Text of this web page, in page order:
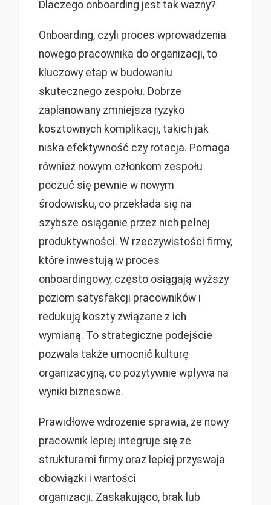
Dlaczego onboarding jest tak ważny?
Onboarding, czyli proces wprowadzenia
nowego pracownika do organizacji, to
kluczowy etap w budowaniu
skutecznego zespołu. Dobrze
zaplanowany zmniejsza ryzyko
kosztownych komplikacji, takich jak
niska efektywność czy rotacja. Pomaga
również nowym członkom zespołu
poczuć się pewnie w nowym
środowisku, co przekłada się na
szybsze osiąganie przez nich pełnej
produktywności. W rzeczywistości firmy,
które inwestują w proces
onboardingowy, często osiągają wyższy
poziom satysfakcji pracowników i
redukują koszty związane z ich
wymianą. To strategiczne podejście
pozwala także umocnić kulturę
organizacyjną, co pozytywnie wpływa na
wyniki biznesowe.
Prawidłowe wdrożenie sprawia, że nowy
pracownik lepiej integruje się ze
strukturami firmy oraz lepiej przyswaja
obowiązki i wartości
organizacji. Zaskakująco, brak lub